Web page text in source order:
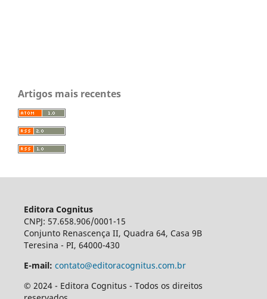
Artigos mais recentes
Editora Cognitus
CNPJ: 57.658.906/0001-15
Conjunto Renascença II, Quadra 64, Casa 9B
Teresina - PI, 64000-430
E-mail: contato@editoracognitus.com.br
© 2024 - Editora Cognitus - Todos os direitos